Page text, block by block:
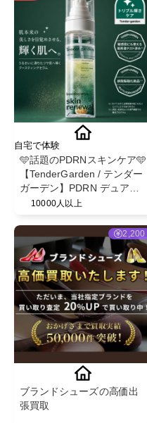
自宅で体験
🩵話題のPDRNスキンケア🩵
【TenderGarden / テンダー
ガーデン】PDRN デュアル
ブースト 美容液ミスト モニ
10000人以上
2,200
ブランドシューズの高価出
張買取